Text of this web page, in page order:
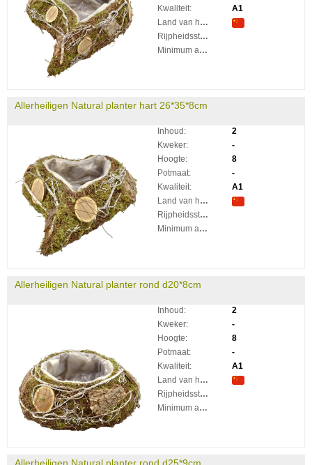
Kwaliteit:
A1
Land van herkomst:
Rijpheidsstadium:
Minimum aantal takken per plant:
Allerheiligen Natural planter hart 26*35*8cm
Inhoud:
2
Kweker:
-
Hoogte:
8
Potmaat:
-
Kwaliteit:
A1
Land van herkomst:
Rijpheidsstadium:
Minimum aantal takken per plant:
Allerheiligen Natural planter rond d20*8cm
Inhoud:
2
Kweker:
-
Hoogte:
8
Potmaat:
-
Kwaliteit:
A1
Land van herkomst:
Rijpheidsstadium:
Minimum aantal takken per plant: